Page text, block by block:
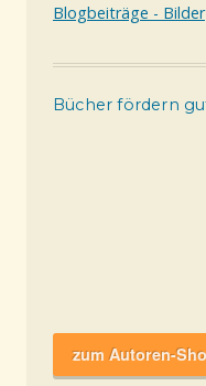
Blogbeiträge - Bilder
Bücher fördern
zum Autoren-